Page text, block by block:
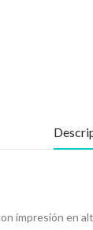
impresión en